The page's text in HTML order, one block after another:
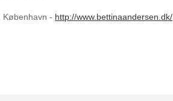
København - http://www.bettinaandersen.dk/